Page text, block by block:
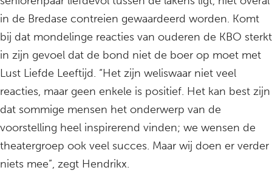
in de Bredase contreien gewaardeerd worden. Komt
bij dat mondelinge reacties van ouderen de KBO sterkt
in zijn gevoel dat de bond niet de boer op moet met
Lust Liefde Leeftijd. “Het zijn weliswaar niet veel
reacties, maar geen enkele is positief. Het kan best zijn
dat sommige mensen het onderwerp van de
voorstelling heel inspirerend vinden; we wensen de
theatergroep ook veel succes. Maar wij doen er verder
niets mee”, zegt Hendrikx.